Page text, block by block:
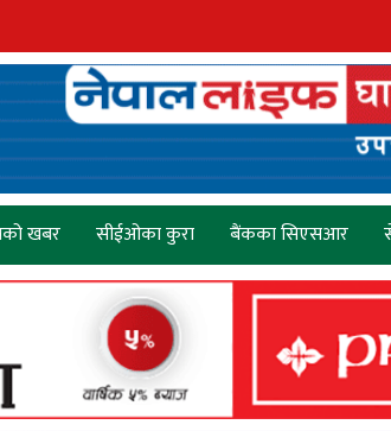
खबर सीईओका कुरा बैंकका सिएसआर